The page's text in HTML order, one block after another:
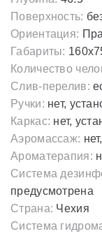
Поверхность:
Ориентация:
Габариты:
Количество
Слив-перелив:
Ручки: нет,
Каркас: нет,
Аэромассаж:
Ароматерапия:
Система
предусмотрена
Страна: Чехия
Система